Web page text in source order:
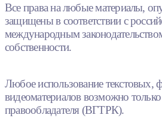
Все права на любые материалы,
защищены в соответствии с
международным
собственности.
Любое использование текстовых,
видеоматериалов возможно только
правообладателя (ВГТРК).